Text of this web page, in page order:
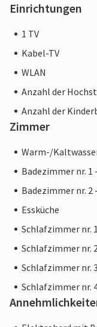
Einrichtungen
1 TV
Kabel-TV
WLAN
Anzahl der
Anzahl der
Zimmer
Warm-/
Badezimmer nr. 1
Badezimmer nr. 2
Essküche
Schlafzimmer nr.
Schlafzimmer nr.
Schlafzimmer nr.
Schlafzimmer nr.